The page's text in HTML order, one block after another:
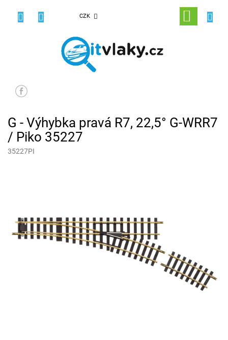
CZK
NÁKUPNÍ
KOŠÍK
G - Výhybka pravá R7, 22,5° G-WRR7
/ Piko 35227
35227PI